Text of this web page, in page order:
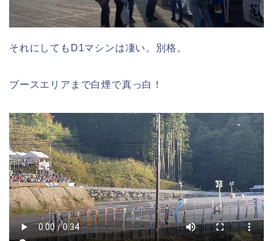
それにしてもD1マシンは凄い。別格。
ブースエリアまで白煙で真っ白！